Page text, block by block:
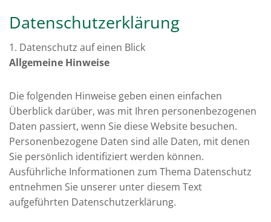
Datenschutzerklärung
1. Datenschutz auf einen Blick
Allgemeine Hinweise
Die folgenden Hinweise geben einen einfachen
Überblick darüber, was mit Ihren personenbezogenen
Daten passiert, wenn Sie diese Website besuchen.
Personenbezogene Daten sind alle Daten, mit denen
Sie persönlich identifiziert werden können.
Ausführliche Informationen zum Thema Datenschutz
entnehmen Sie unserer unter diesem Text
aufgeführten Datenschutzerklärung.